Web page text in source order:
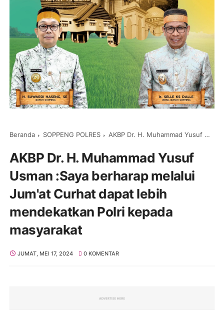
Beranda SOPPENG POLRES AKBP Dr. H. Muhammad Yusuf Usman :Saya berharap melalui Jum'at Curhat dapat lebih mendekatkan Polri kepada masyarakat
AKBP Dr. H. Muhammad Yusuf
Usman :Saya berharap melalui
Jum'at Curhat dapat lebih
mendekatkan Polri kepada
masyarakat
JUMAT, MEI 17, 2024 0 KOMENTAR